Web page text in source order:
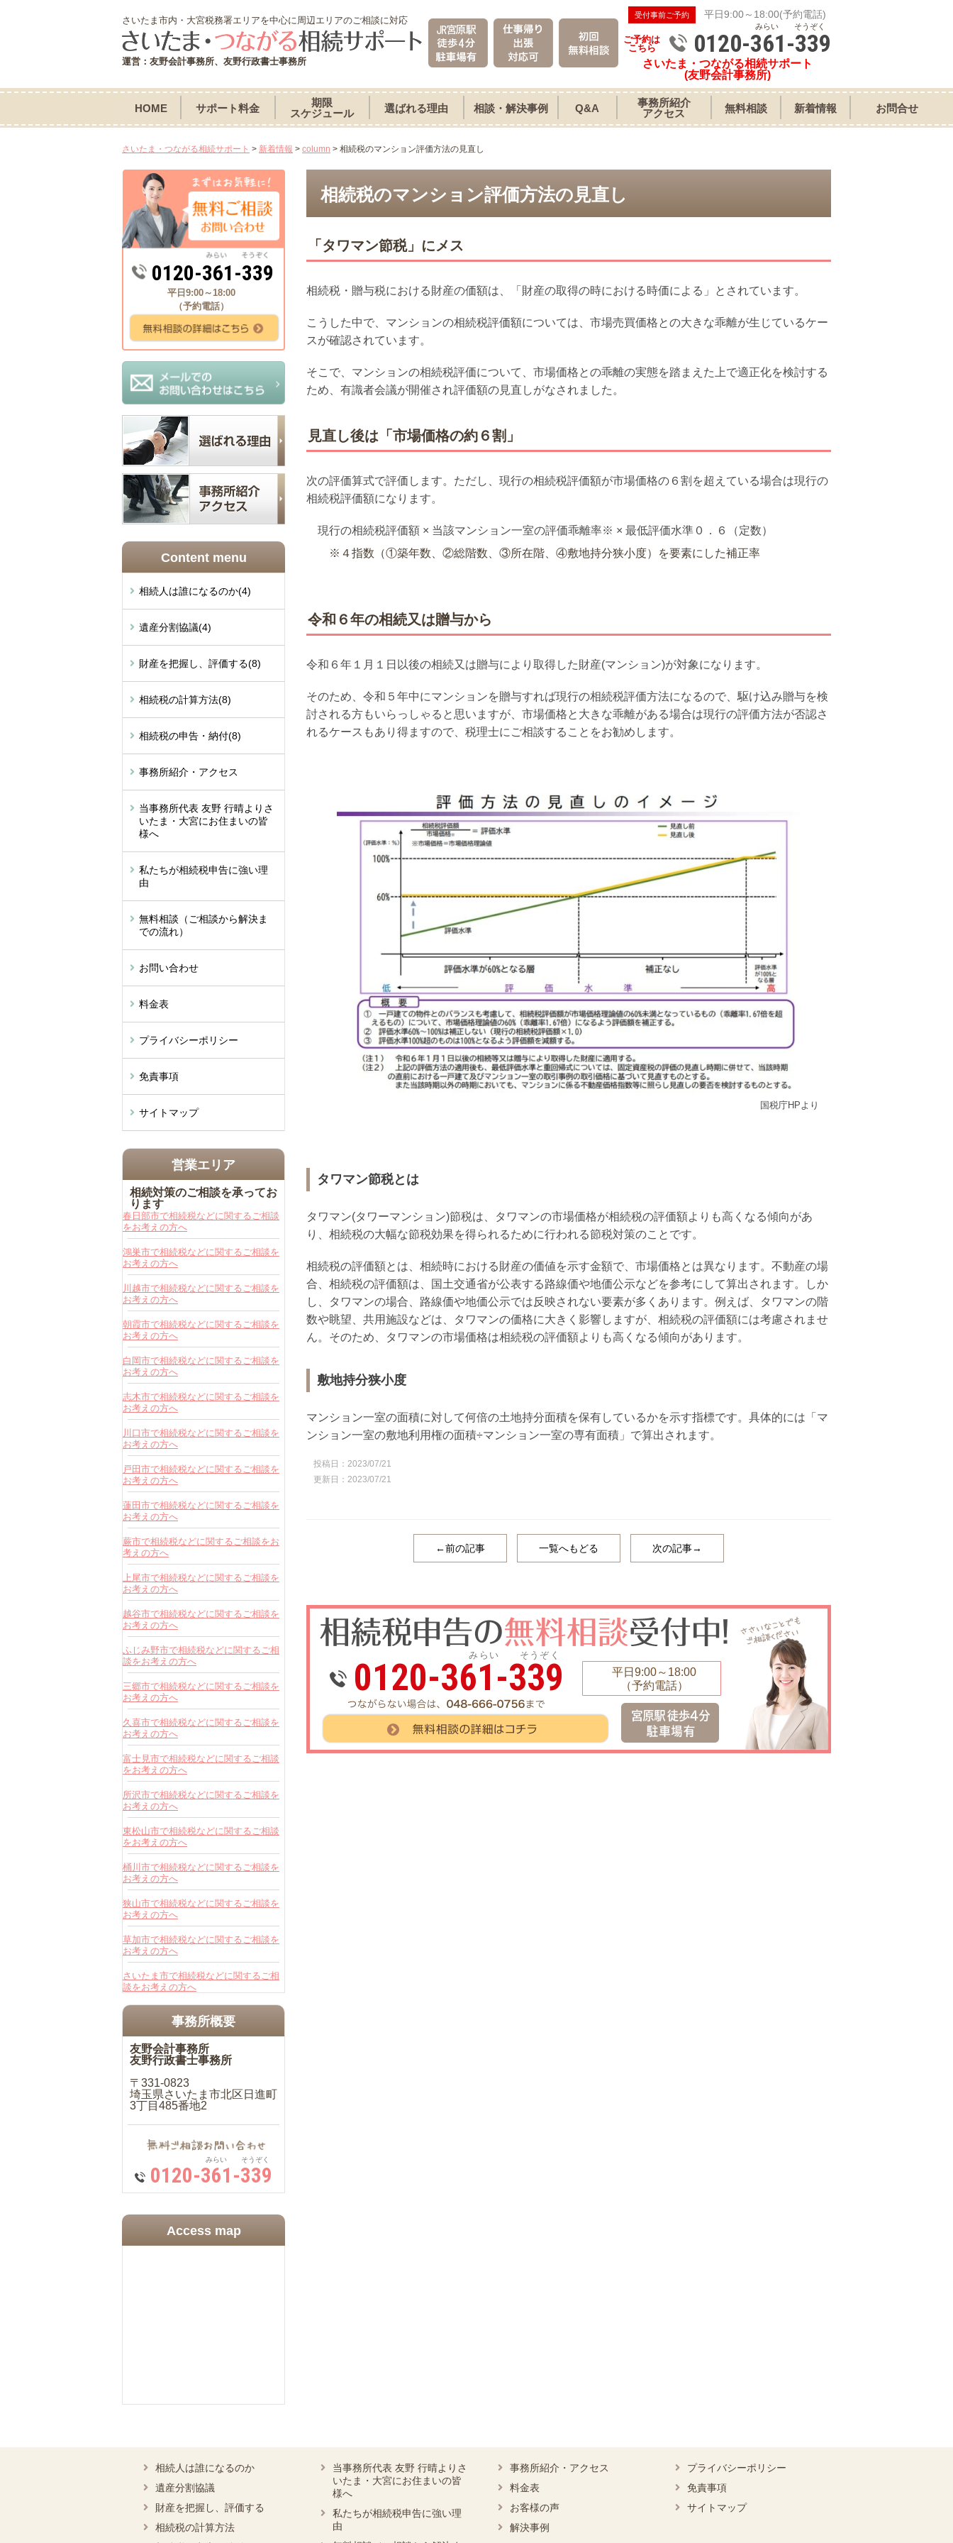
さいたま市内・大宮税務署エリアを中心に周辺エリアのご相談に対応
運営：友野会計事務所、友野行政書士事務所
受付事前ご予約 平日9:00～18:00(予約電話)
ご予約は
こちら
みらい そうぞく
0120-361-339
さいたま・つながる相続サポート
(友野会計事務所)
HOME サポート料金
期限
スケジュール
選ばれる理由 相談・解決事例 Q&A
事務所紹介
アクセス
無料相談 新着情報 お問合せ
さいたま・つながる相続サポート > 新着情報 > column > 相続税のマンション評価方法の見直し
相続税のマンション評価方法の見直し
「タワマン節税」にメス
相続税・贈与税における財産の価額は、「財産の取得の時における時価による」とされています。
こうした中で、マンションの相続税評価額については、市場売買価格との大きな乖離が生じているケー
スが確認されています。
そこで、マンションの相続税評価について、市場価格との乖離の実態を踏まえた上で適正化を検討する
ため、有識者会議が開催され評価額の見直しがなされました。
見直し後は「市場価格の約６割」
次の評価算式で評価します。ただし、現行の相続税評価額が市場価格の６割を超えている場合は現行の
相続税評価額になります。
現行の相続税評価額 × 当該マンション一室の評価乖離率※ × 最低評価水準０．６（定数）
※４指数（①築年数、②総階数、③所在階、④敷地持分狭小度）を要素にした補正率
令和６年の相続又は贈与から
令和６年１月１日以後の相続又は贈与により取得した財産(マンション)が対象になります。
そのため、令和５年中にマンションを贈与すれば現行の相続税評価方法になるので、駆け込み贈与を検
討される方もいらっしゃると思いますが、市場価格と大きな乖離がある場合は現行の評価方法が否認さ
れるケースもあり得ますので、税理士にご相談することをお勧めします。
国税庁HPより
タワマン節税とは
タワマン(タワーマンション)節税は、タワマンの市場価格が相続税の評価額よりも高くなる傾向があ
り、相続税の大幅な節税効果を得られるために行われる節税対策のことです。
相続税の評価額とは、相続時における財産の価値を示す金額で、市場価格とは異なります。不動産の場
合、相続税の評価額は、国土交通省が公表する路線価や地価公示などを参考にして算出されます。しか
し、タワマンの場合、路線価や地価公示では反映されない要素が多くあります。例えば、タワマンの階
数や眺望、共用施設などは、タワマンの価格に大きく影響しますが、相続税の評価額には考慮されませ
ん。そのため、タワマンの市場価格は相続税の評価額よりも高くなる傾向があります。
敷地持分狭小度
マンション一室の面積に対して何倍の土地持分面積を保有しているかを示す指標です。具体的には「マ
ンション一室の敷地利用権の面積÷マンション一室の専有面積」で算出されます。
2023/07/21
2023/07/21
←前の記事 一覧へもどる 次の記事→
みらい そうぞく
0120-361-339
平日9:00～18:00
（予約電話）
0120-361-339
平日9:00～18:00
（予約電話）
Content menu
相続人は誰になるのか(4)
遺産分割協議(4)
財産を把握し、評価する(8)
相続税の計算方法(8)
相続税の申告・納付(8)
事務所紹介・アクセス
当事務所代表 友野 行晴よりさ
いたま・大宮にお住まいの皆
様へ
私たちが相続税申告に強い理
由
無料相談（ご相談から解決ま
での流れ）
お問い合わせ
料金表
プライバシーポリシー
免責事項
サイトマップ
営業エリア
相続対策のご相談を承ってお
ります
春日部市で相続税などに関するご相談
をお考えの方へ
鴻巣市で相続税などに関するご相談を
お考えの方へ
川越市で相続税などに関するご相談を
お考えの方へ
朝霞市で相続税などに関するご相談を
お考えの方へ
白岡市で相続税などに関するご相談を
お考えの方へ
志木市で相続税などに関するご相談を
お考えの方へ
川口市で相続税などに関するご相談を
お考えの方へ
戸田市で相続税などに関するご相談を
お考えの方へ
蓮田市で相続税などに関するご相談を
お考えの方へ
蕨市で相続税などに関するご相談をお
考えの方へ
上尾市で相続税などに関するご相談を
お考えの方へ
越谷市で相続税などに関するご相談を
お考えの方へ
ふじみ野市で相続税などに関するご相
談をお考えの方へ
三郷市で相続税などに関するご相談を
お考えの方へ
久喜市で相続税などに関するご相談を
お考えの方へ
富士見市で相続税などに関するご相談
をお考えの方へ
所沢市で相続税などに関するご相談を
お考えの方へ
東松山市で相続税などに関するご相談
をお考えの方へ
桶川市で相続税などに関するご相談を
お考えの方へ
狭山市で相続税などに関するご相談を
お考えの方へ
草加市で相続税などに関するご相談を
お考えの方へ
さいたま市で相続税などに関するご相
談をお考えの方へ
事務所概要
友野会計事務所
友野行政書士事務所
〒331-0823
埼玉県さいたま市北区日進町
3丁目485番地2
みらい そうぞく
0120-361-339
Access map
相続人は誰になるのか
遺産分割協議
財産を把握し、評価する
相続税の計算方法
当事務所代表 友野 行晴よりさ
いたま・大宮にお住まいの皆
様へ
私たちが相続税申告に強い理
由
事務所紹介・アクセス
料金表
お客様の声
解決事例
プライバシーポリシー
免責事項
サイトマップ